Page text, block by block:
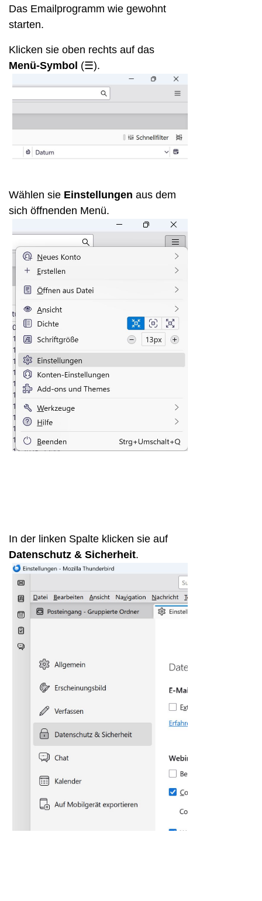
Das Emailprogramm wie gewohnt
starten.
Klicken sie oben rechts auf das
Menü-Symbol (☰).
Wählen sie Einstellungen aus dem
sich öffnenden Menü.
In der linken Spalte klicken sie auf
Datenschutz & Sicherheit.